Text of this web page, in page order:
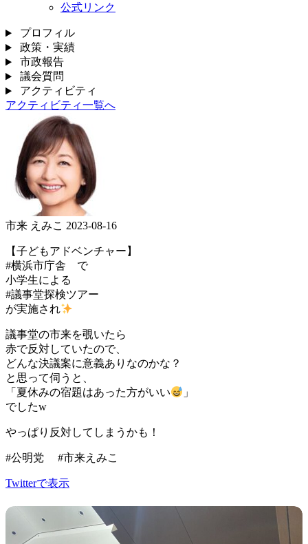
公式リンク
プロフィル
政策・実績
市政報告
議会質問
アクティビティ
アクティビティ一覧へ
市来 えみこ 2023-08-16
【子どもアドベンチャー】
#横浜市庁舎 で
小学生による
#議事堂探検ツアー
が実施され
議事堂の市来を覗いたら
赤で反対していたので、
どんな決議案に意義ありなのかな？
と思って伺うと、
「夏休みの宿題はあった方がいい
」
でしたw
やっぱり反対してしまうかも！
#公明党 #市来えみこ
Twitterで表示